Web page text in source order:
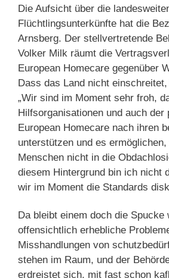
Die Aufsicht über die
Flüchtlingsunterkünfte hat die
Arnsberg. Der stellvertretende
Volker Milk räumt die
European Homecare gegenüber
Dass das Land nicht
„Wir sind im Moment sehr froh,
Hilfsorganisationen und auch der
European Homecare nach ihren
unterstützen und es
Menschen nicht in die
diesem Hintergrund bin ich nicht
wir im Moment die Standards
Da bleibt einem doch die Spucke
offensichtlich erhebliche
Misshandlungen von
stehen im Raum, und der
erdreistet sich, mit fast schon